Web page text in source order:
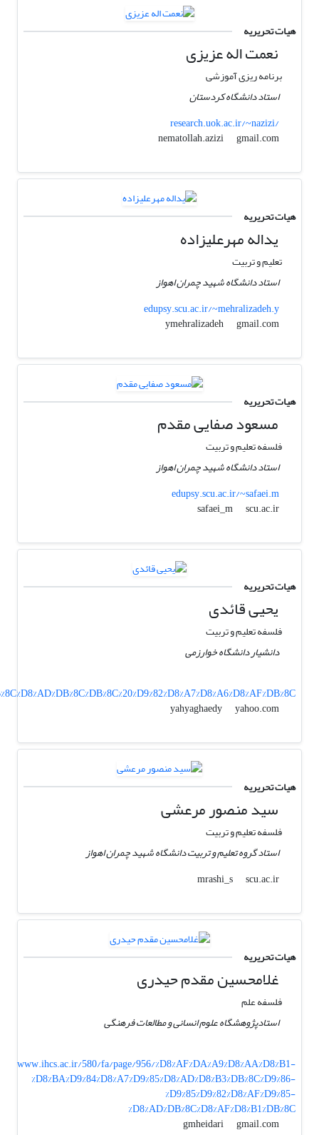
هیات تحریریه
نعمت اله عزیزی
برنامه ریزی آموزشی
استاد دانشگاه کردستان
research.uok.ac.ir/~nazizi/
nematollah.azizi
gmail.com
هیات تحریریه
یداله مهرعلیزاده
تعلیم و تربیت
استاد دانشگاه شهید چمران اهواز
edupsy.scu.ac.ir/~mehralizadeh.y
ymehralizadeh
gmail.com
هیات تحریریه
مسعود صفایی مقدم
فلسفه تعلیم و تربیت
استاد دانشگاه شهید چمران اهواز
edupsy.scu.ac.ir/~safaei.m
safaei_m
scu.ac.ir
هیات تحریریه
یحیی قائدی
فلسفه تعلیم و تربیت
دانشیار دانشگاه خوارزمی
yahyaghaedy
yahoo.com
هیات تحریریه
سید منصور مرعشی
فلسفه تعلیم و تربیت
استاد گروه تعلیم و تربیت دانشگاه شهید چمران اهواز
mrashi_s
scu.ac.ir
هیات تحریریه
غلامحسین مقدم حیدری
فلسفه علم
استادپژوهشگاه علوم انسانی و مطالعات فرهنگی
www.ihcs.ac.ir/580/fa/page/956/%D8%AF%DA%A9%D8%AA%D8%B1-
%D8%BA%D9%84%D8%A7%D9%85%D8%AD%D8%B3%DB%8C%D9%86-
%D9%85%D9%82%D8%AF%D9%85-
%D8%AD%DB%8C%D8%AF%D8%B1%DB%8C
gmheidari
gmail.com